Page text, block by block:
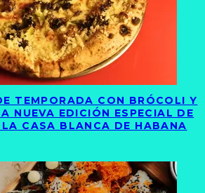
TEMPORADA CON BRÓCOLI Y
NUEVA EDICIÓN ESPECIAL DE
CASA BLANCA DE HABANA